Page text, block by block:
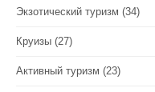
Экзотический туризм (34)
Круизы (27)
Активный туризм (23)